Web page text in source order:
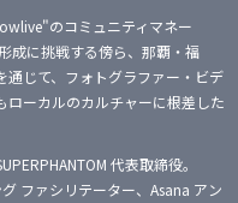
のコミュニティマネー
成に挑戦する傍ら、那覇・福
じて、フォトグラファー・ビデ
ローカルのカルチャーに根差した
代表取締役。
ファシリテーター、Asana アン